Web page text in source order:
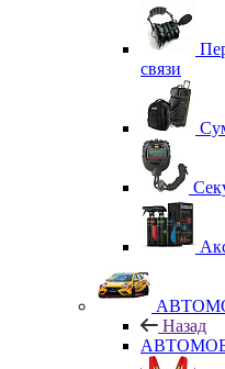
связи
Назад